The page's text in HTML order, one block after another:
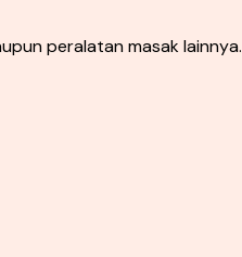
peralatan masak lainnya.